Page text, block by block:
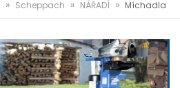
» Scheppach » NÁŘADÍ » Míchadla